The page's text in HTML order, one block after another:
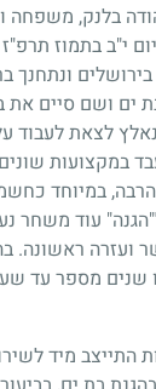
בלנק, משפחה
י"ב בתמוז תרפ"ז
ונתחנך
ים ושם סיים
נאלץ לצאת לעבוד
שונים
במיוחד
עוד משחר
ועזרה ראשונה.
מספר עד
מיד